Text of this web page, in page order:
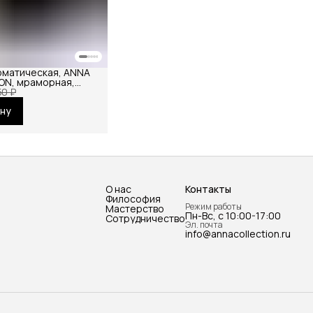
₽
ANNA
мраморная,
для дома и
в подарок
О нас
Философия
Мастерство
Сотрудничество
Контакты
Режим работы
Пн-Вс, с 10:00-17:00
Эл. почта
info@annacollection.ru